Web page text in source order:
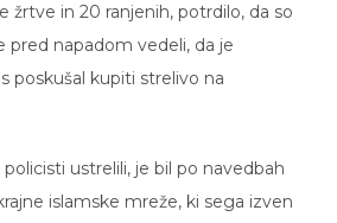
žrtve in 20 ranjenih, potrdilo, da so
pred napadom vedeli, da je
poskušal kupiti strelivo na
policisti ustrelili, je bil po navedbah
islamske mreže, ki sega izven